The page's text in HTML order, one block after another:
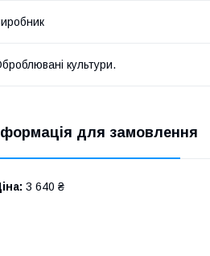
культури.
для замовлення
3 640 ₴